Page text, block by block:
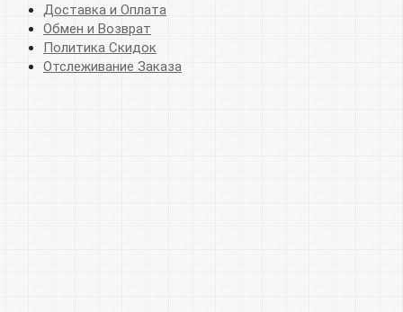
Доставка и Оплата
Обмен и Возврат
Политика Скидок
Отслеживание Заказа